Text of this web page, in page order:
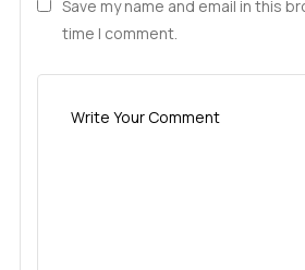
Save my name and email in this
time I comment.